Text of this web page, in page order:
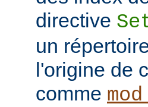
directive
un
l'origine de
comme